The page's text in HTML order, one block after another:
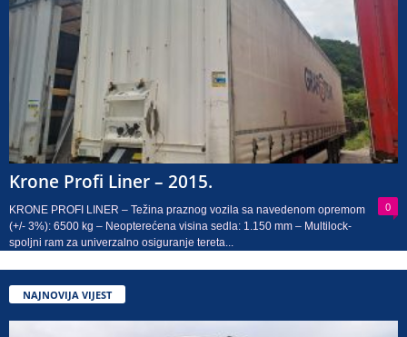
Krone Profi Liner – 2015.
0
KRONE PROFI LINER – Težina praznog vozila sa navedenom opremom
(+/- 3%): 6500 kg – Neopterećena visina sedla: 1.150 mm – Multilock-
spoljni ram za univerzalno osiguranje tereta...
NAJNOVIJA VIJEST